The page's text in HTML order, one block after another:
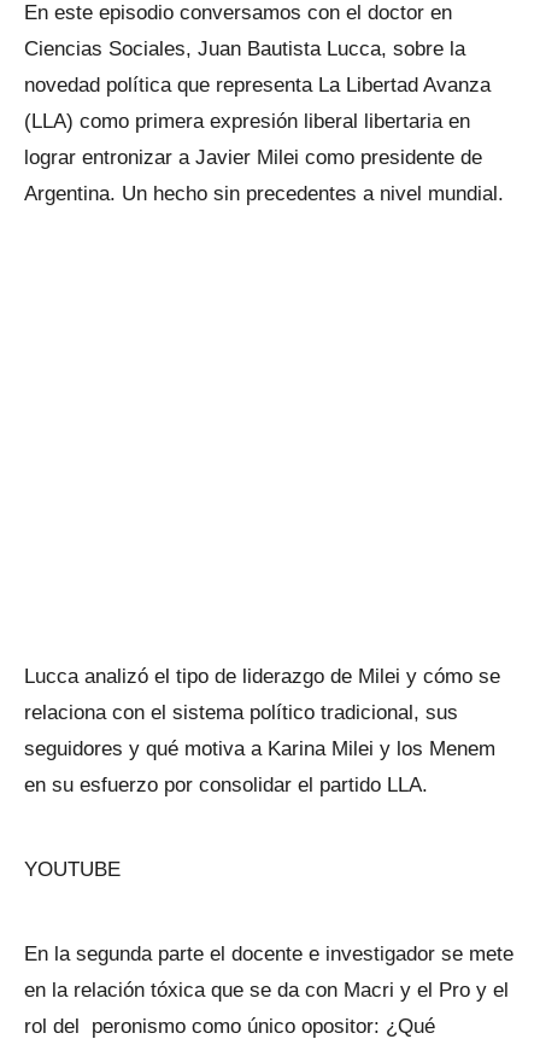
En este episodio conversamos con el doctor en
Ciencias Sociales, Juan Bautista Lucca, sobre la
novedad política que representa La Libertad Avanza
(LLA) como primera expresión liberal libertaria en
lograr entronizar a Javier Milei como presidente de
Argentina. Un hecho sin precedentes a nivel mundial.
Lucca analizó el tipo de liderazgo de Milei y cómo se
relaciona con el sistema político tradicional, sus
seguidores y qué motiva a Karina Milei y los Menem
en su esfuerzo por consolidar el partido LLA.
YOUTUBE
En la segunda parte el docente e investigador se mete
en la relación tóxica que se da con Macri y el Pro y el
rol del peronismo como único opositor: ¿Qué